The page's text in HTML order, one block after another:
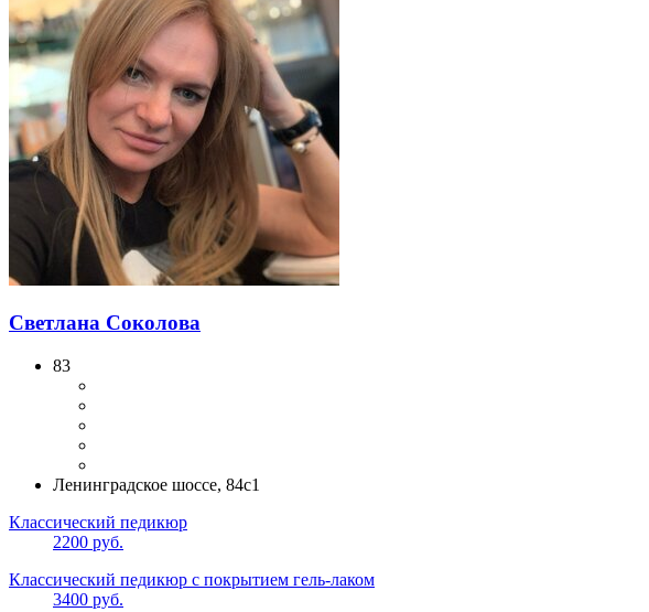
Светлана Соколова
83
Ленинградское шоссе, 84с1
Классический педикюр
2200 руб.
Классический педикюр с покрытием гель-лаком
3400 руб.